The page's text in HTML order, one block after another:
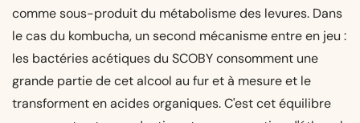
comme sous-produit du métabolisme des levures. Dans
le cas du kombucha, un second mécanisme entre en jeu :
les bactéries acétiques du SCOBY consomment une
grande partie de cet alcool au fur et à mesure et le
transforment en acides organiques. C'est cet équilibre